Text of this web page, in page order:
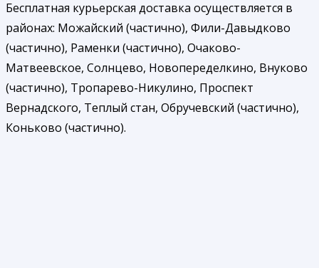
Бесплатная курьерская доставка осуществляется в
районах: Можайский (частично), Фили-Давыдково
(частично), Раменки (частично), Очаково-
Матвеевское, Солнцево, Новопеределкино, Внуково
(частично), Тропарево-Никулино, Проспект
Вернадского, Теплый стан, Обручевский (частично),
Коньково (частично).